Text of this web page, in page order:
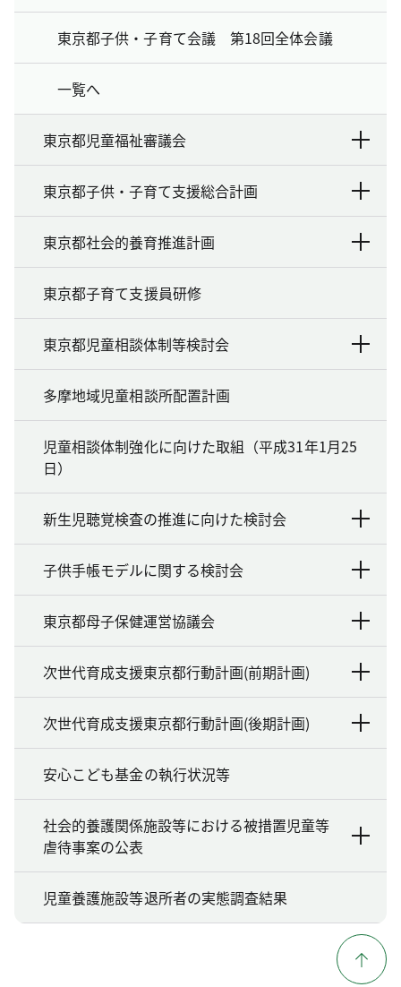
東京都子供・子育て会議 第18回全体会議
一覧へ
東京都児童福祉審議会
東京都子供・子育て支援総合計画
東京都社会的養育推進計画
東京都子育て支援員研修
東京都児童相談体制等検討会
多摩地域児童相談所配置計画
児童相談体制強化に向けた取組（平成31年1月25
日）
新生児聴覚検査の推進に向けた検討会
子供手帳モデルに関する検討会
東京都母子保健運営協議会
次世代育成支援東京都行動計画(前期計画)
次世代育成支援東京都行動計画(後期計画)
安心こども基金の執行状況等
社会的養護関係施設等における被措置児童等
虐待事案の公表
児童養護施設等退所者の実態調査結果